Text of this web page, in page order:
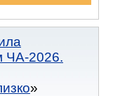
ЧА-2026.